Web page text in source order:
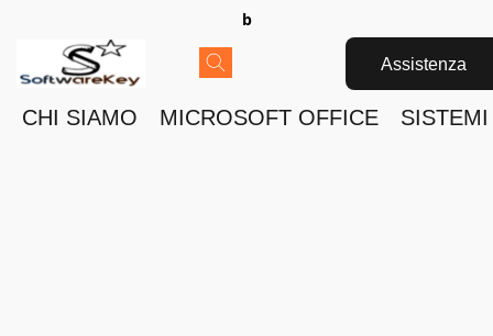
b
Assistenza
CHI SIAMO MICROSOFT OFFICE